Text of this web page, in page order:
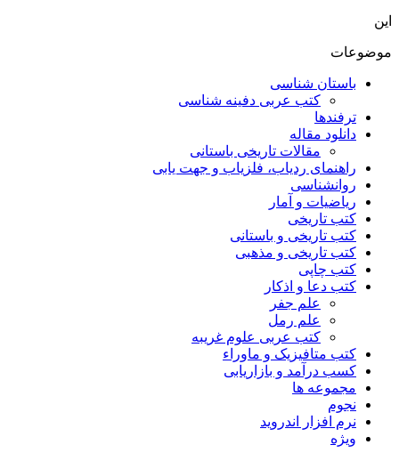
این
موضوعات
باستان شناسی
کتب عربی دفینه شناسی
ترفندها
دانلود مقاله
مقالات تاریخی باستانی
راهنمای ردیاب، فلزیاب و جهت یابی
روانشناسی
ریاضیات و آمار
کتب تاریخی
کتب تاریخی و باستانی
کتب تاریخی و مذهبی
کتب چاپی
کتب دعا و اذکار
علم جفر
علم رمل
کتب عربی علوم غریبه
کتب متافیزیک و ماوراء
کسب درآمد و بازاریابی
مجموعه ها
نجوم
نرم افزار اندروید
ویژه